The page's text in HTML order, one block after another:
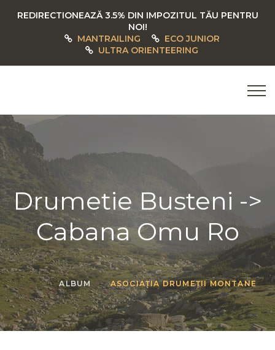
REDIRECTIONEAZĂ 3.5% DIN IMPOZITUL TĂU PENTRU
NOI!
MANTRAILING
ECO JUNIOR
ULTRA ORIENTEERING
Drumetie Busteni ->
Cabana Omu Ro
ALBUM ASOCIAȚIA DRUMEȚII MONTANE